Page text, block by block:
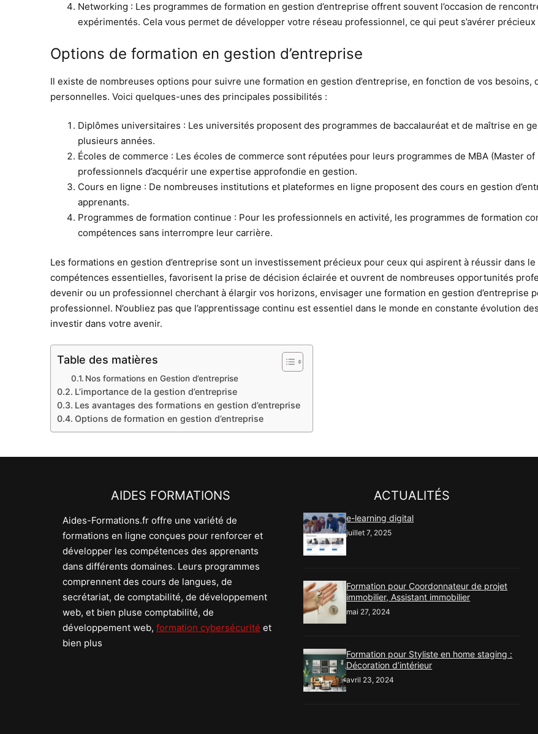
Networking : Les programmes de formation en gestion d’entreprise offrent souvent l’occasion de
expérimentés. Cela vous permet de développer votre réseau professionnel, ce qui peut s’avérer
Options de formation en gestion d’entreprise
Il existe de nombreuses options pour suivre une formation en gestion d’entreprise, en fonction de vos besoins,
personnelles. Voici quelques-unes des principales possibilités :
Diplômes universitaires : Les universités proposent des programmes de baccalauréat et de maîtrise en
plusieurs années.
Écoles de commerce : Les écoles de commerce sont réputées pour leurs programmes de MBA (Master
professionnels d’acquérir une expertise approfondie en gestion.
Cours en ligne : De nombreuses institutions et plateformes en ligne proposent des cours en gestion
apprenants.
Programmes de formation continue : Pour les professionnels en activité, les programmes de formation
compétences sans interrompre leur carrière.
Les formations en gestion d’entreprise sont un investissement précieux pour ceux qui aspirent à réussir dans
compétences essentielles, favorisent la prise de décision éclairée et ouvrent de nombreuses opportunités
devenir ou un professionnel cherchant à élargir vos horizons, envisager une formation en gestion d’entreprise
professionnel. N’oubliez pas que l’apprentissage continu est essentiel dans le monde en constante évolution
investir dans votre avenir.
Table des matières
Nos formations en Gestion d’entreprise
L’importance de la gestion d’entreprise
Les avantages des formations en gestion d’entreprise
Options de formation en gestion d’entreprise
AIDES FORMATIONS
Aides-Formations.fr offre une variété de
formations en ligne conçues pour renforcer et
développer les compétences des apprenants
dans différents domaines. Leurs programmes
comprennent des cours de langues, de
secrétariat, de comptabilité, de développement
web, et bien pluse comptabilité, de
développement web, formation cybersécurité et
bien plus
ACTUALITÉS
e-learning digital
juillet 7, 2025
Formation pour Coordonnateur de projet
immobilier, Assistant immobilier
mai 27, 2024
Formation pour Styliste en home staging :
Décoration d’intérieur
avril 23, 2024